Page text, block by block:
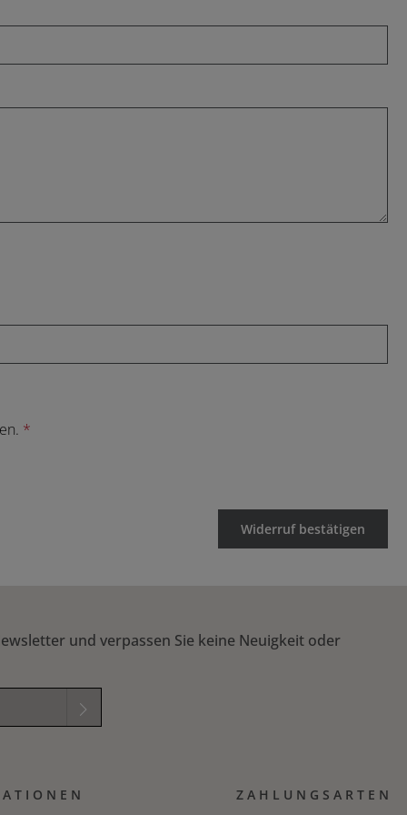
*
Widerruf bestätigen
und verpassen Sie keine Neuigkeit oder
gelesen undin das nachfolgende Textfeld ein. *ZAHLUNGSARTEN